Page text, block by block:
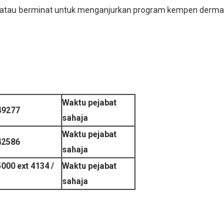
berminat untuk menganjurkan program kempen derma
Waktu pejabat
sahaja
Waktu pejabat
sahaja
ext 4134 /
Waktu pejabat
sahaja